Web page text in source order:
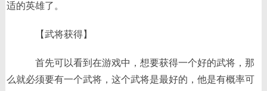
适的英雄了。
【武将获得】
首先可以看到在游戏中，想要获得一个好的武将，那
么就必须要有一个武将，这个武将是最好的，他是有概率可